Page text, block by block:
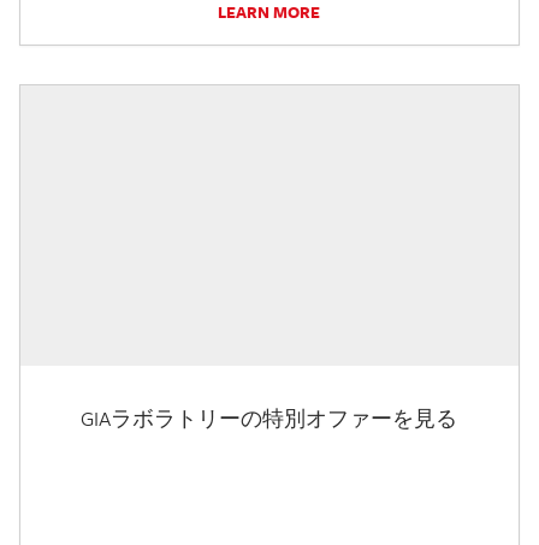
LEARN MORE
GIAラボラトリーの特別オファーを見る